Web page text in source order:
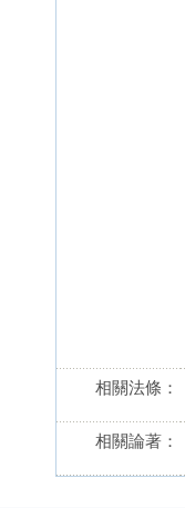
相關法條：
相關論著：